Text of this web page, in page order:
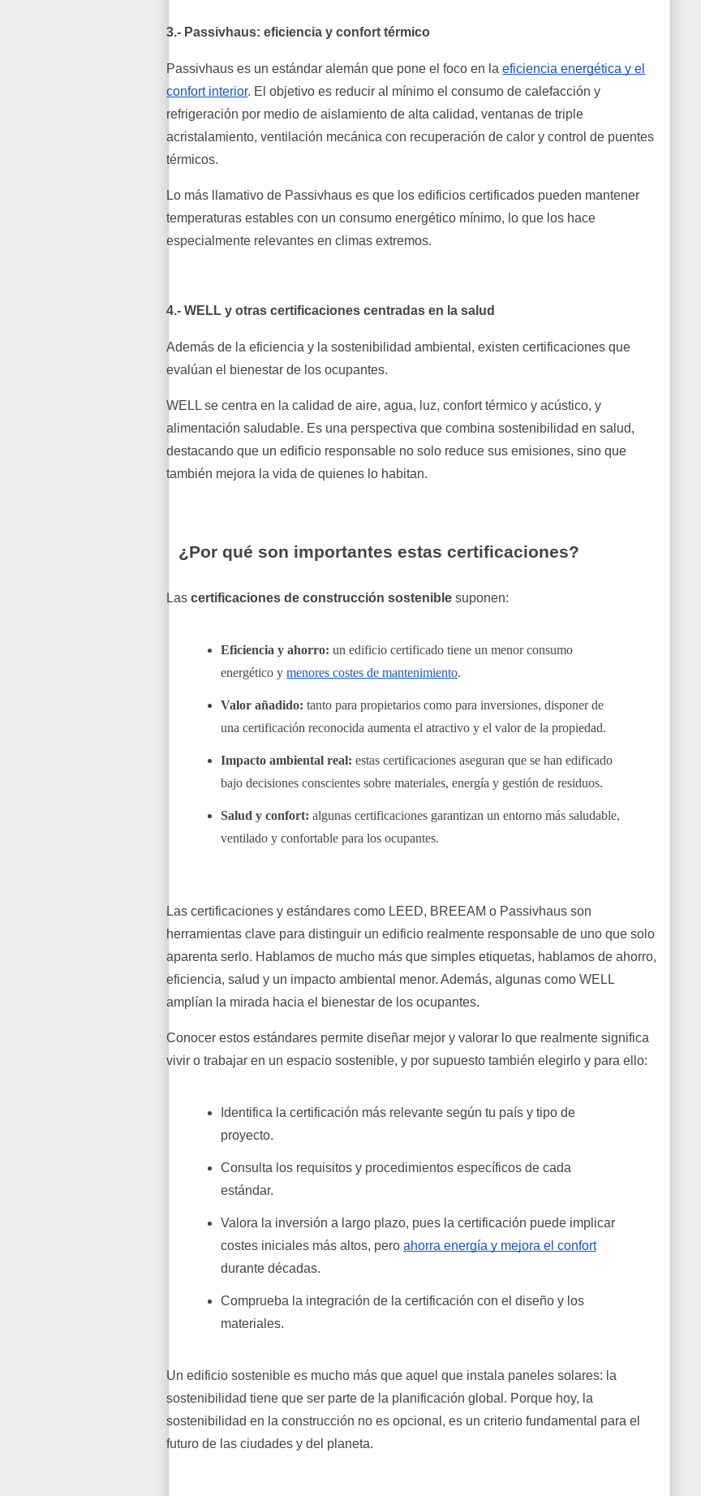
3.- Passivhaus: eficiencia y confort térmico
Passivhaus es un estándar alemán que pone el foco en laeficiencia energética y el
confort interior. El objetivo es reducir al mínimo el consumo de calefacción y
refrigeración por medio de aislamiento de alta calidad, ventanas de triple
acristalamiento, ventilación mecánica con recuperación de calor y control de puentes
térmicos.
Lo más llamativo de Passivhaus es que los edificios certificados pueden mantener
temperaturas estables con un consumo energético mínimo, lo que los hace
especialmente relevantes en climas extremos.
4.- WELL y otras certificaciones centradas en la salud
Además de la eficiencia y la sostenibilidad ambiental, existen certificaciones que
evalúan el bienestar de los ocupantes.
WELL se centra en la calidad de aire, agua, luz, confort térmico y acústico, y
alimentación saludable. Es una perspectiva que combina sostenibilidad en salud,
destacando que un edificio responsable no solo reduce sus emisiones, sino que
también mejora la vida de quienes lo habitan.
¿Por qué son importantes estas certificaciones?
Lascertificaciones de construcción sostenible suponen:
Eficiencia y ahorro: un edificio certificado tiene un menor consumo
energético y menores costes de mantenimiento.
Valor añadido: tanto para propietarios como para inversiones, disponer de
una certificación reconocida aumenta el atractivo y el valor de la propiedad.
Impacto ambiental real: estas certificaciones aseguran que se han edificado
bajo decisiones conscientes sobre materiales, energía y gestión de residuos.
Salud y confort: algunas certificaciones garantizan un entorno más saludable,
ventilado y confortable para los ocupantes.
Las certificaciones y estándares como LEED, BREEAM o Passivhaus son
herramientas clave para distinguir un edificio realmente responsable de uno que solo
aparenta serlo. Hablamos de mucho más que simples etiquetas, hablamos de ahorro,
eficiencia, salud y un impacto ambiental menor. Además, algunas como WELL
amplían la mirada hacia el bienestar de los ocupantes.
Conocer estos estándares permite diseñar mejor y valorar lo que realmente significa
vivir o trabajar en un espacio sostenible, y por supuesto también elegirlo y para ello:
Identifica la certificación más relevante según tu país y tipo de
proyecto.
Consulta los requisitos y procedimientos específicos de cada
estándar.
Valora la inversión a largo plazo, pues la certificación puede implicar
costes iniciales más altos, pero ahorra energía y mejora el confort
durante décadas.
Comprueba la integración de la certificación con el diseño y los
materiales.
Un edificio sostenible es mucho más que aquel que instala paneles solares: la
sostenibilidad tiene que ser parte de la planificación global. Porque hoy, la
sostenibilidad en la construcción no es opcional, es un criterio fundamental para el
futuro de las ciudades y del planeta.